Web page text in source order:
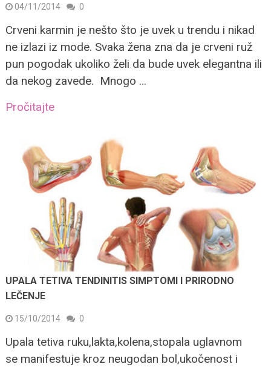
04/11/2014 0
Crveni karmin je nešto što je uvek u trendu i nikad
ne izlazi iz mode. Svaka žena zna da je crveni ruž
pun pogodak ukoliko želi da bude uvek elegantna ili
da nekog zavede. Mnogo …
Pročitajte
UPALA TETIVA TENDINITIS SIMPTOMI I PRIRODNO
LEČENJE
15/10/2014 0
Upala tetiva ruku,lakta,kolena,stopala uglavnom
se manifestuje kroz neugodan bol,ukočenost i